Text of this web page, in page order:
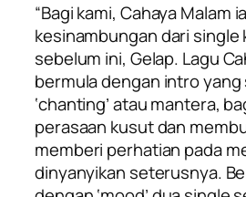
“Bagi kami, Cahaya Malam
kesinambungan dari single
sebelum ini, Gelap. Lagu
bermula dengan intro
‘chanting’ atau mantera,
perasaan kusut dan
memberi perhatian pada
dinyanyikan seterusnya.